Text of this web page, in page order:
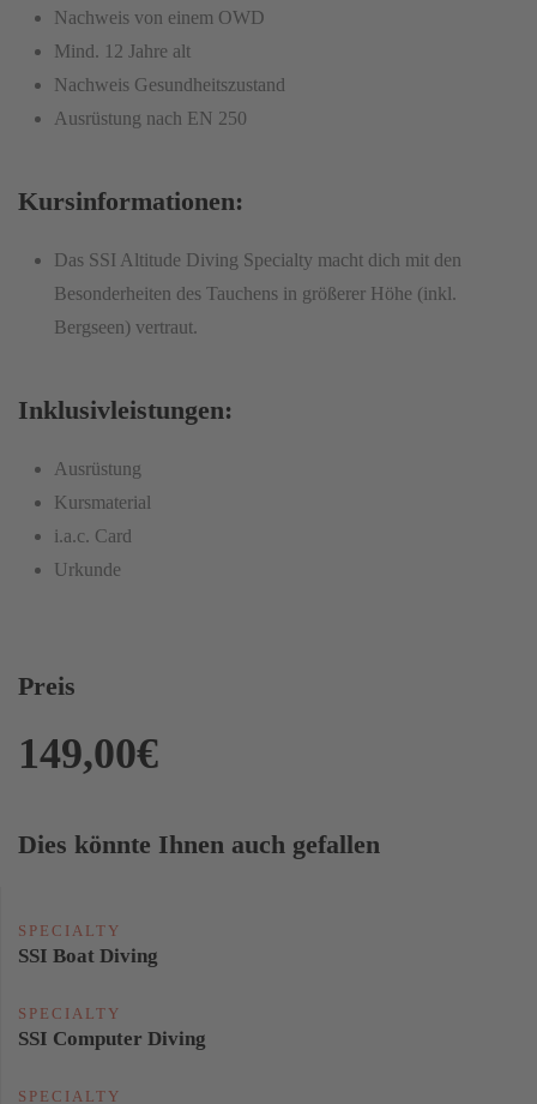
Nachweis von einem OWD
Mind. 12 Jahre alt
Nachweis Gesundheitszustand
Ausrüstung nach EN 250
Kursinformationen:
Das SSI Altitude Diving Specialty macht dich mit den
Besonderheiten des Tauchens in größerer Höhe (inkl.
Bergseen) vertraut.
Inklusivleistungen:
Ausrüstung
Kursmaterial
i.a.c. Card
Urkunde
Preis
149,00€
Dies könnte Ihnen auch gefallen
SPECIALTY
SSI Boat Diving
SPECIALTY
SSI Computer Diving
SPECIALTY